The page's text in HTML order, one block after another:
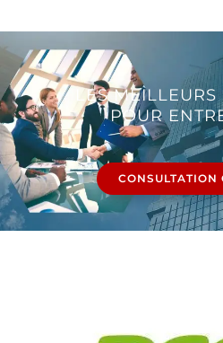
LES
POUR
CONSULTATION